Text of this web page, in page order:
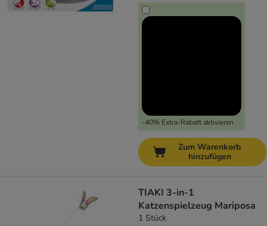
-40% Extra-Rabatt aktivieren
Zum Warenkorb
hinzufügen
TIAKI 3-in-1
Katzenspielzeug Mariposa
1 Stück